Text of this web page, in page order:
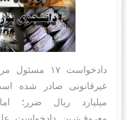
دادخواست ١٧
میلیارد ریال ضرر؛